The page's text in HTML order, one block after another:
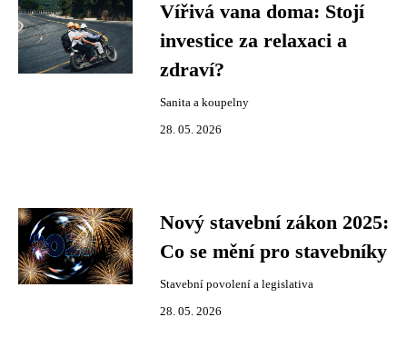
Vířivá vana doma: Stojí
investice za relaxaci a
zdraví?
Sanita a koupelny
28. 05. 2026
Nový stavební zákon 2025:
Co se mění pro stavebníky
Stavební povolení a legislativa
28. 05. 2026